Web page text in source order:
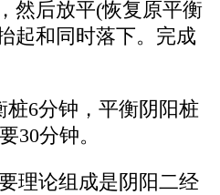
然后放平(恢复原平衡
起和同时落下。完成
6分钟，平衡阴阳桩
30分钟。
理论组成是阴阳二经